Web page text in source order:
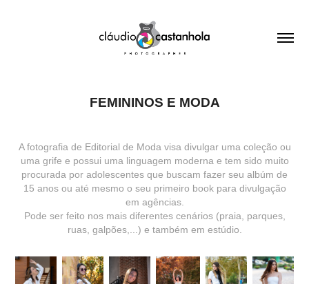
FEMININOS E MODA
A fotografia de Editorial de Moda visa divulgar uma coleção ou
uma grife e possui uma linguagem moderna e tem sido muito
procurada por adolescentes que buscam fazer seu albúm de
15 anos ou até mesmo o seu primeiro book para divulgação
em agências.
Pode ser feito nos mais diferentes cenários (praia, parques,
ruas, galpões,...) e também em estúdio.